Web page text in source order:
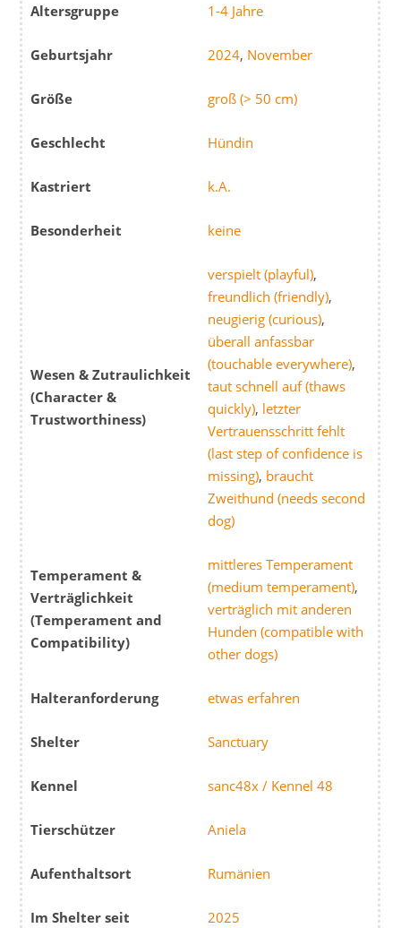
Altersgruppe 1-4 Jahre
Geburtsjahr 2024, November
Größe groß (> 50 cm)
Geschlecht Hündin
Kastriert k.A.
Besonderheit keine
Wesen & Zutraulichkeit
(Character &
Trustworthiness)
verspielt (playful),
freundlich (friendly),
neugierig (curious),
überall anfassbar
(touchable everywhere),
taut schnell auf (thaws
quickly), letzter
Vertrauensschritt fehlt
(last step of confidence is
missing), braucht
Zweithund (needs second
dog)
Temperament &
Verträglichkeit
(Temperament and
Compatibility)
mittleres Temperament
(medium temperament),
verträglich mit anderen
Hunden (compatible with
other dogs)
Halteranforderung etwas erfahren
Shelter Sanctuary
Kennel sanc48x / Kennel 48
Tierschützer Aniela
Aufenthaltsort Rumänien
Im Shelter seit 2025